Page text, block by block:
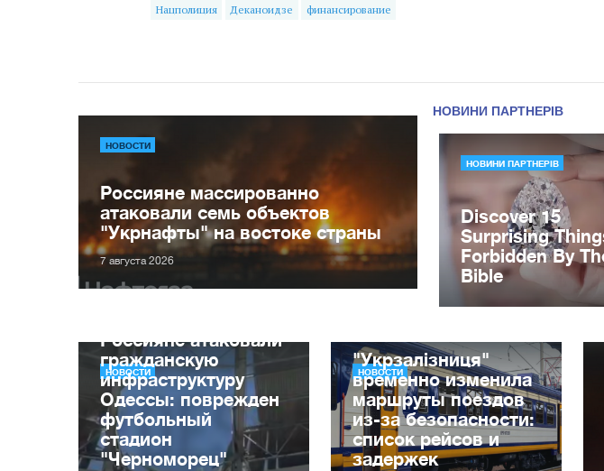
Нацполиция Деканоидзе финансирование
НОВОСТИ
Россияне массированно
атаковали семь объектов
"Укрнафты" на востоке страны
7 августа 2026
НОВОСТИ
Россияне атаковали
гражданскую
инфраструктуру
Одессы: поврежден
футбольный
стадион
"Черноморец"
НОВОСТИ
"Укрзалізниця"
временно изменила
маршруты поездов
из-за безопасности:
список рейсов и
задержек